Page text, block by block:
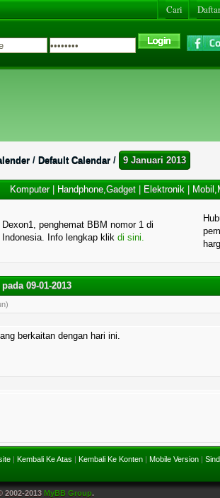
Cari
/ Default Calendar / 9 Januari 2013
Komputer| Handphone,Gadget| Elektronik|
Dexon1, penghemat BBM nomor 1 di
Indonesia. Info lengkap klik di sini.
09-01-2013
berkaitan dengan hari ini.
| Kembali Ke Atas | Kembali Ke Konten | Mobile Version |
2002-2013 MyBB Group.